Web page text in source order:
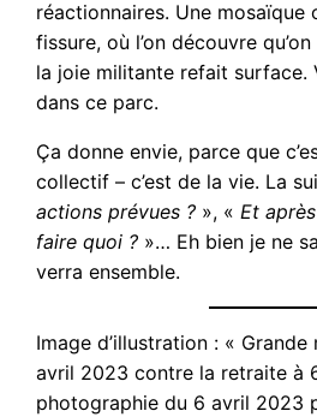
réactionnaires. Une mosaïque
fissure, où l’on découvre
la joie militante refait surface.
dans ce parc.
Ça donne envie, parce que
collectif – c’est de la vie. La
actions prévues ? », «Et
faire quoi ? »… Eh bien je ne
verra ensemble.
Image d’illustration : «
avril 2023 contre la retraite à
photographie du 6 avril 2023